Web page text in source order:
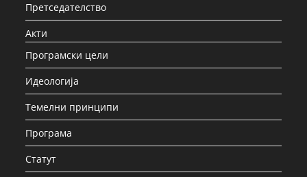
Претседателство
Акти
Програмски цели
Идеологија
Темелни принципи
Програма
Статут